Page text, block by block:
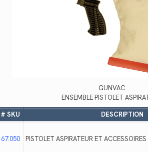
GUNVAC
ENSEMBLE PISTOLET
# SKU
DESCRIPTION
67.050 PISTOLET ASPIRATEUR ET ACCESSOIRES